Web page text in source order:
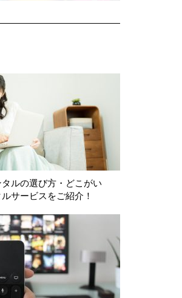
ルの選び方・どこがい
サービスをご紹介！